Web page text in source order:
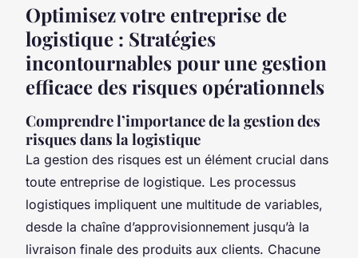
Optimisez votre entreprise de
logistique : Stratégies
incontournables pour une gestion
efficace des risques opérationnels
Comprendre l’importance de la gestion des
risques dans la logistique
La gestion des risques est un élément crucial dans
toute entreprise de logistique. Les processus
logistiques impliquent une multitude de variables,
desde la chaîne d’approvisionnement jusqu’à la
livraison finale des produits aux clients. Chacune